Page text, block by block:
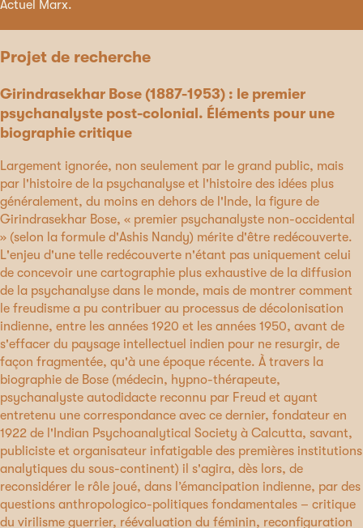
Actuel Marx.
Projet de recherche
Girindrasekhar Bose (1887-1953) : le premier
psychanalyste post-colonial. Éléments pour une
biographie critique
Largement ignorée, non seulement par le grand public, mais
par l'histoire de la psychanalyse et l'histoire des idées plus
généralement, du moins en dehors de l'Inde, la figure de
Girindrasekhar Bose, « premier psychanalyste non-occidental
» (selon la formule d'Ashis Nandy) mérite d'être redécouverte.
L'enjeu d'une telle redécouverte n'étant pas uniquement celui
de concevoir une cartographie plus exhaustive de la diffusion
de la psychanalyse dans le monde, mais de montrer comment
le freudisme a pu contribuer au processus de décolonisation
indienne, entre les années 1920 et les années 1950, avant de
s'effacer du paysage intellectuel indien pour ne resurgir, de
façon fragmentée, qu'à une époque récente. À travers la
biographie de Bose (médecin, hypno-thérapeute,
psychanalyste autodidacte reconnu par Freud et ayant
entretenu une correspondance avec ce dernier, fondateur en
1922 de l'Indian Psychoanalytical Society à Calcutta, savant,
publiciste et organisateur infatigable des premières institutions
analytiques du sous-continent) il s'agira, dès lors, de
reconsidérer le rôle joué, dans l’émancipation indienne, par des
questions anthropologico-politiques fondamentales – critique
du virilisme guerrier, réévaluation du féminin, reconfiguration